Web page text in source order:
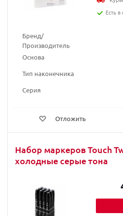
Бренд/
Производитель
Основа
Тип наконечника
Серия
Отложить
Есть
Набор маркеров Touch
холодные серые тона